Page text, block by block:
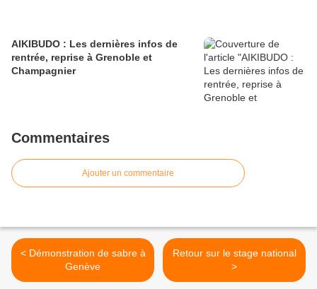
AIKIBUDO : Les dernières infos de
rentrée, reprise à Grenoble et
Champagnier
Commentaires
Ajouter un commentaire
< Démonstration de sabre à
Genève
Retour sur le stage national
>